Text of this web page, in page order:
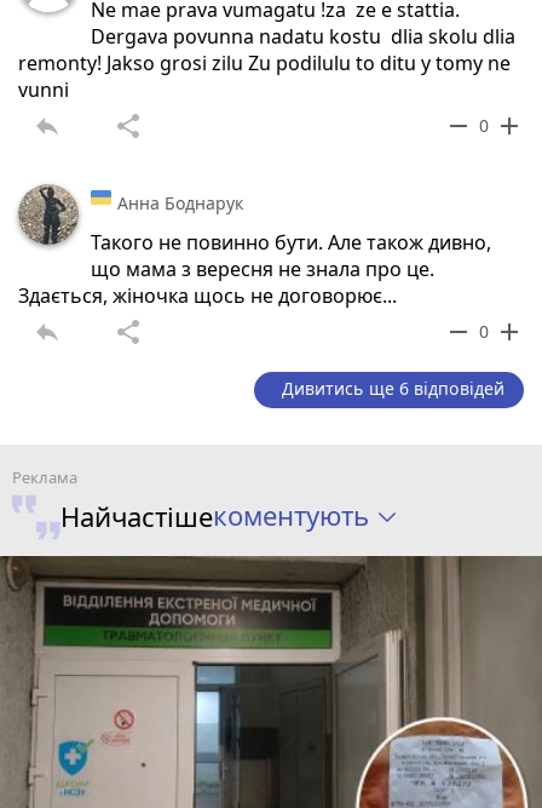
Ne mae prava vumagatu !za ze e stattia.
Dergava povunna nadatu kostu dlia skolu dlia
remonty! Jakso grosi zilu Zu podilulu to ditu y tomy ne
vunni
reply share remove 0 add
Анна Боднарук
Такого не повинно бути. Але також дивно,
що мама з вересня не знала про це.
Здається, жіночка щось не договорює...
reply share remove 0 add
Дивитись ще 6 відповідей
Найчастішекоментують